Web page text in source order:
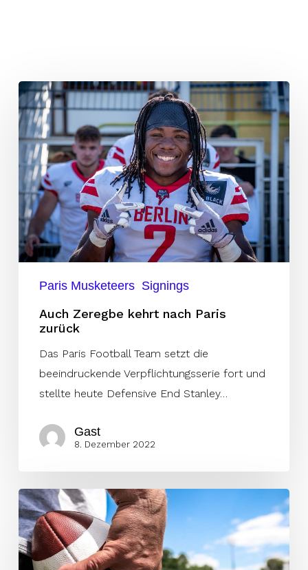
Auch
Zeregbe
kehrt
nach
Paris
zurück
Paris Musketeers Signings
Auch Zeregbe kehrt nach Paris
zurück
Das Paris Football Team setzt die
beeindruckende Verpflichtungsserie fort und
stellte heute Defensive End Stanley…
Gast
8. Dezember 2022
Weitere
Infos
zum
Pariser